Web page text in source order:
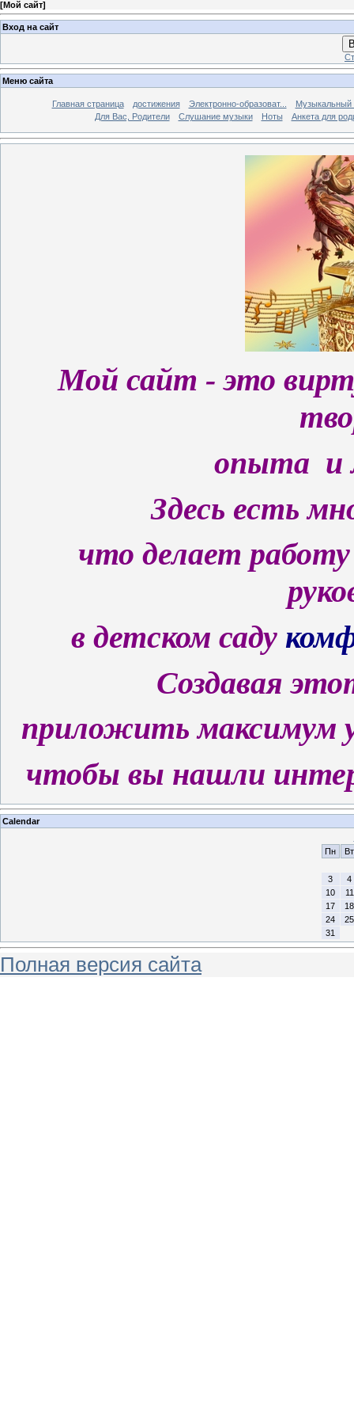
[Мой сайт]
Вход на сайт
Меню сайта
Главная страница достижения Электронно-образоват...
Музыкальный
Для Вас, Родители
Слушание музыки Ноты Анкета для
Мой сайт - это
опыта и
Здесь есть
что делает
в детском саду
Создавая
приложитьмаксимум
чтобы вы нашли
Calendar
Пн
Вт
3
4
10
11
17
18
24
25
31
Полная версия сайта